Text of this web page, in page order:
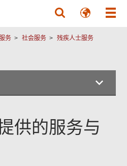
务 社会服务
残疾人士服务
供的服务与